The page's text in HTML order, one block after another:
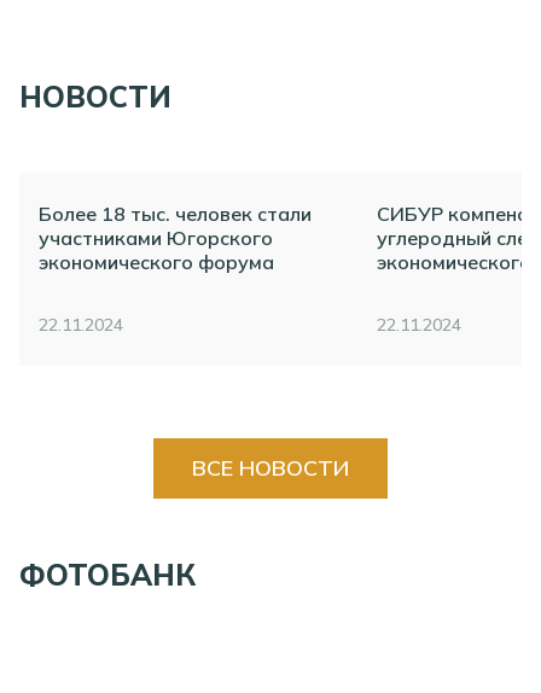
НОВОСТИ
Более 18 тыс. человек стали
участниками Югорского
экономического форума
22.11.2024
СИБУР
углеродный
22.11.2024
ВСЕ НОВОСТИ
ФОТОБАНК